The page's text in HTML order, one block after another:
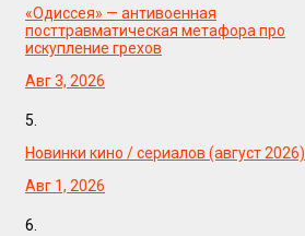
«Одиссея» — антивоенная
посттравматическая метафора про
искупление грехов
Авг 3, 2026
5.
Новинки кино / сериалов (август 2026)
Авг 1, 2026
6.